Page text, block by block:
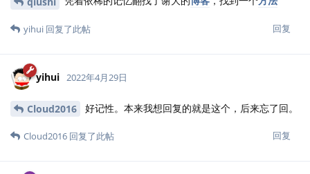
回复
yihui 回复了此帖
yihui 2022年4月29日
Cloud2016 好记性。本来我想回复的就是这个，后来忘了回。
回复
Cloud2016 回复了此帖